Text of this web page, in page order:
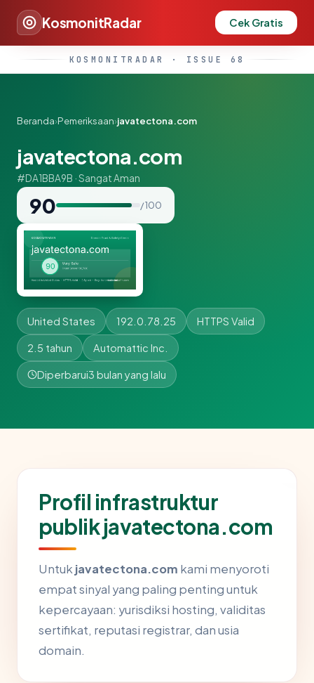
KosmonitRadar Cek Gratis
KOSMONITRADAR · ISSUE 68
Beranda›Pemeriksaan›javatectona.com
javatectona.com
#DA1BBA9B · Sangat Aman
90 / 100
United States 192.0.78.25 HTTPS Valid
2.5 tahun Automattic Inc.
Diperbarui3 bulan yang lalu
Profil infrastruktur
publik javatectona.com
Untuk javatectona.com kami menyoroti
empat sinyal yang paling penting untuk
kepercayaan: yurisdiksi hosting, validitas
sertifikat, reputasi registrar, dan usia
domain.